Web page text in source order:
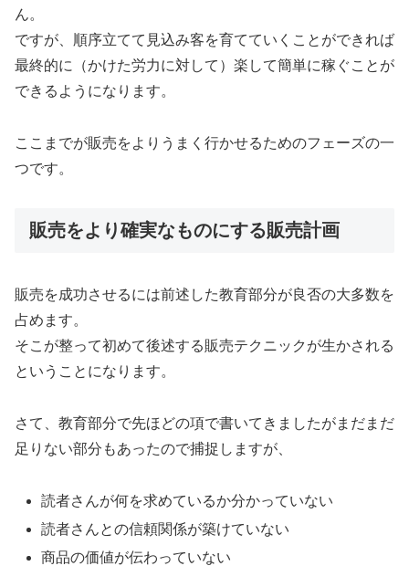
ん。
ですが、順序立てて見込み客を育てていくことができれば
最終的に（かけた労力に対して）楽して簡単に稼ぐことが
できるようになります。
ここまでが販売をよりうまく行かせるためのフェーズの一
つです。
販売をより確実なものにする販売計画
販売を成功させるには前述した教育部分が良否の大多数を
占めます。
そこが整って初めて後述する販売テクニックが生かされる
ということになります。
さて、教育部分で先ほどの項で書いてきましたがまだまだ
足りない部分もあったので捕捉しますが、
読者さんが何を求めているか分かっていない
読者さんとの信頼関係が築けていない
商品の価値が伝わっていない